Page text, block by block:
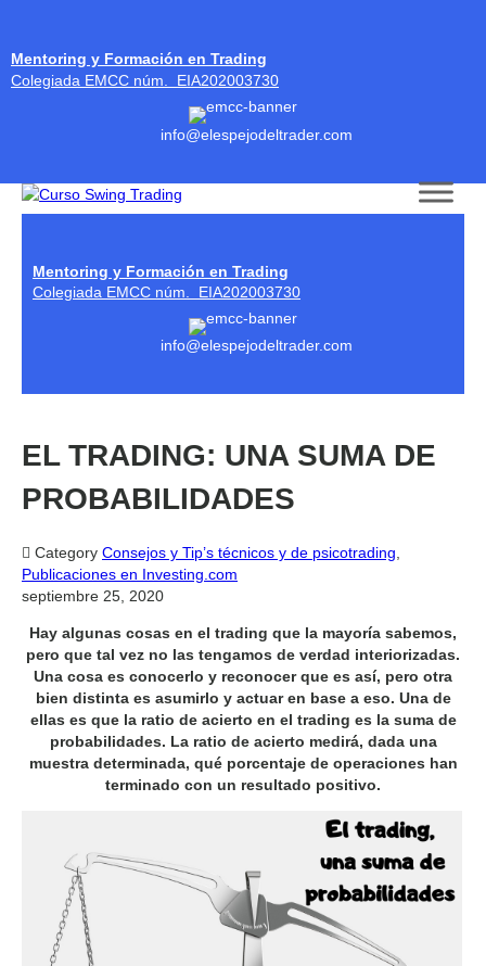
Mentoring y Formación en Trading
Colegiada EMCC núm. EIA202003730
info@elespejodeltrader.com
Mentoring y Formación en Trading
Colegiada EMCC núm. EIA202003730
info@elespejodeltrader.com
EL TRADING: UNA SUMA DE
PROBABILIDADES
 Category Consejos y Tip’s técnicos y de psicotrading
Publicaciones en Investing.com
septiembre 25, 2020
Hay algunas cosas en el trading que la mayoría sabemos,
pero que tal vez no las tengamos de verdad interiorizadas.
Una cosa es conocerlo y reconocer que es así, pero otra
bien distinta es asumirlo y actuar en base a eso. Una de
ellas es que la ratio de acierto en el trading es la suma de
probabilidades. La ratio de acierto medirá, dada una
muestra determinada, qué porcentaje de operaciones han
terminado con un resultado positivo.